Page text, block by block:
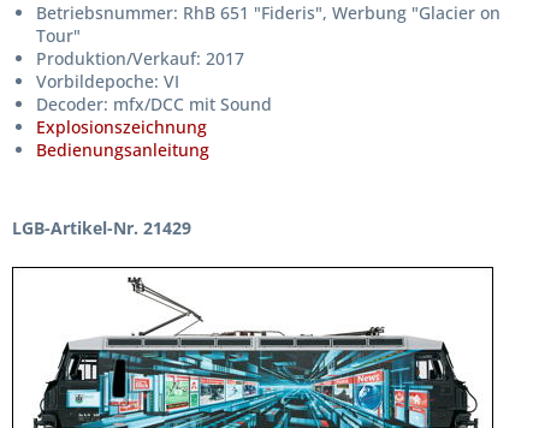
Betriebsnummer: RhB 651 "Fideris", Werbung "Glacier on
Tour"
Produktion/Verkauf: 2017
Vorbildepoche: VI
Decoder: mfx/DCC mit Sound
Explosionszeichnung
Bedienungsanleitung
LGB-Artikel-Nr. 21429